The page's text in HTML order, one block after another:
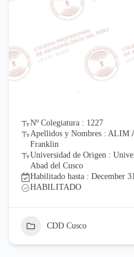
Nº Colegiatura : 1227
Apellidos y Nombres : ALIM
Franklin
Universidad de Origen :
Abad del Cusco
Habilitado hasta : December
HABILITADO
CDD Cusco